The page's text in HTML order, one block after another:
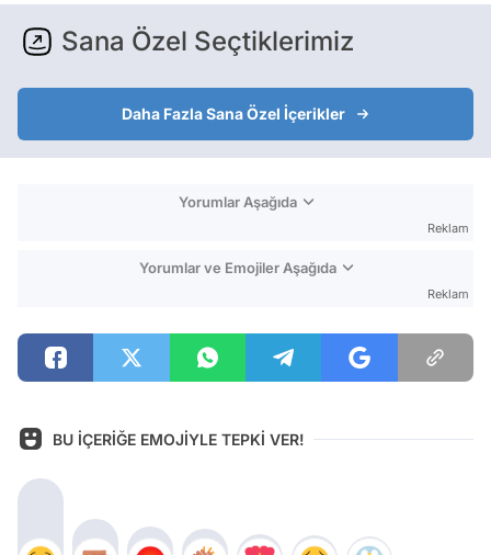
Sana Özel Seçtiklerimiz
Daha Fazla Sana Özel İçerikler
Yorumlar Aşağıda
Reklam
Yorumlar ve Emojiler Aşağıda
Reklam
BU İÇERİĞE EMOJİYLE TEPKİ VER!